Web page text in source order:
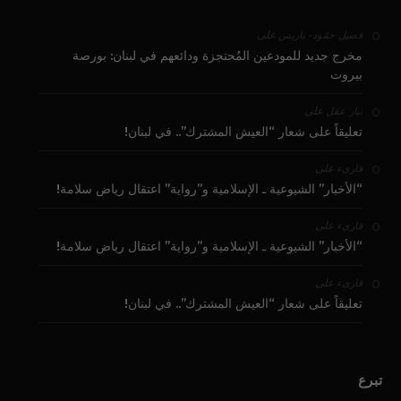
فضيل حمّود - باريس على
مخرج جديد للمودعين المُحتجزة ودائعهم في لبنان: بورصة
بيروت
بيار عقل على
تعليقاً على شعار “العيش المشترك”.. في لبنان!
قارىء على
“الأخبار” الشيوعية ـ الإسلامية و”رواية” اعتقال رياض سلامة!
قارىء على
“الأخبار” الشيوعية ـ الإسلامية و”رواية” اعتقال رياض سلامة!
قارىء على
تعليقاً على شعار “العيش المشترك”.. في لبنان!
تبرع